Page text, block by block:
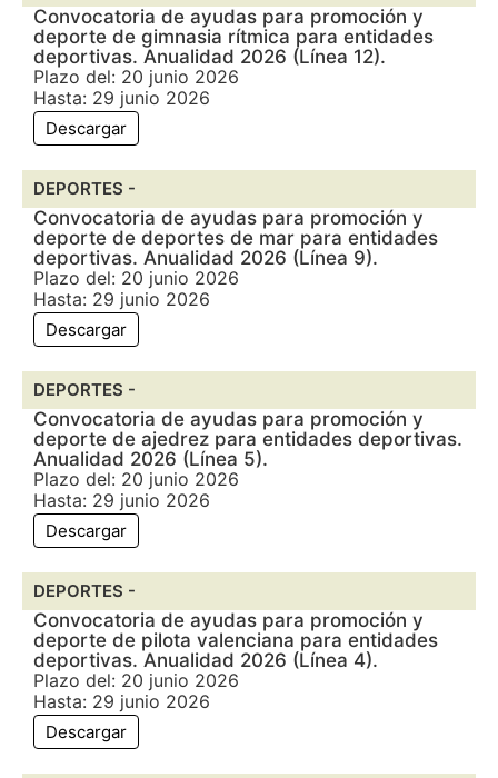
Convocatoria de ayudas para promoción y
deporte de gimnasia rítmica para entidades
deportivas. Anualidad 2026 (Línea 12).
Plazo del: 20 junio 2026
Hasta: 29 junio 2026
Descargar
DEPORTES -
Convocatoria de ayudas para promoción y
deporte de deportes de mar para entidades
deportivas. Anualidad 2026 (Línea 9).
Plazo del: 20 junio 2026
Hasta: 29 junio 2026
Descargar
DEPORTES -
Convocatoria de ayudas para promoción y
deporte de ajedrez para entidades deportivas.
Anualidad 2026 (Línea 5).
Plazo del: 20 junio 2026
Hasta: 29 junio 2026
Descargar
DEPORTES -
Convocatoria de ayudas para promoción y
deporte de pilota valenciana para entidades
deportivas. Anualidad 2026 (Línea 4).
Plazo del: 20 junio 2026
Hasta: 29 junio 2026
Descargar